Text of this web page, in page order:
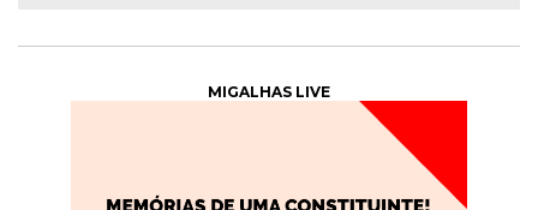
MIGALHAS LIVE